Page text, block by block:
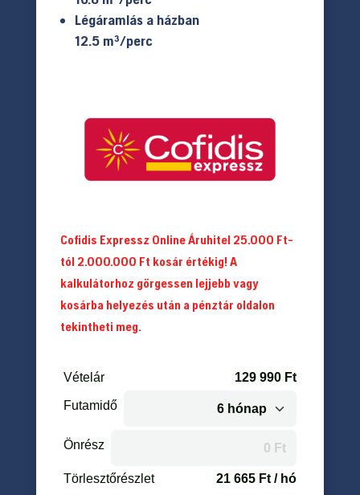
Légáramlás a házban
12.5 m³/perc
Cofidis Expressz Online Áruhitel 25.000 Ft-
tól 2.000.000 Ft kosár értékig! A
kalkulátorhoz görgessen lejjebb vagy
kosárba helyezés után a pénztár oldalon
tekintheti meg.